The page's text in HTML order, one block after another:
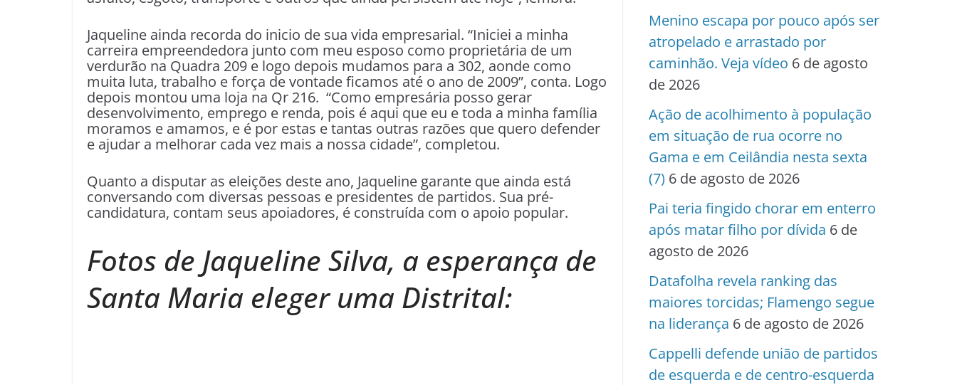
Jaqueline ainda recorda do inicio de sua vida empresarial. “Iniciei a minha
carreira empreendedora junto com meu esposo como proprietária de um
verdurão na Quadra 209 e logo depois mudamos para a 302, aonde como
muita luta, trabalho e força de vontade ficamos até o ano de 2009”, conta. Logo
depois montou uma loja na Qr 216. “Como empresária posso gerar
desenvolvimento, emprego e renda, pois é aqui que eu e toda a minha família
moramos e amamos, e é por estas e tantas outras razões que quero defender
e ajudar a melhorar cada vez mais a nossa cidade”, completou.
Quanto a disputar as eleições deste ano, Jaqueline garante que ainda está
conversando com diversas pessoas e presidentes de partidos. Sua pré-
candidatura, contam seus apoiadores, é construída com o apoio popular.
Fotos de Jaqueline Silva, a esperança de
Santa Maria eleger uma Distrital:
Menino escapa por pouco após ser
atropelado e arrastado por
caminhão. Veja vídeo 6 de agosto
de 2026
Ação de acolhimento à população
em situação de rua ocorre no
Gama e em Ceilândia nesta sexta
(7) 6 de agosto de 2026
Pai teria fingido chorar em enterro
após matar filho por dívida 6 de
agosto de 2026
Datafolha revela ranking das
maiores torcidas; Flamengo segue
na liderança 6 de agosto de 2026
Cappelli defende união de partidos
de esquerda e de centro-esquerda